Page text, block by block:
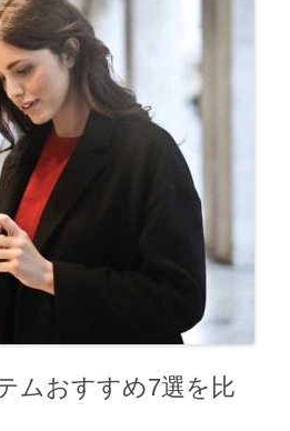
プ
ムおすすめ7選を比